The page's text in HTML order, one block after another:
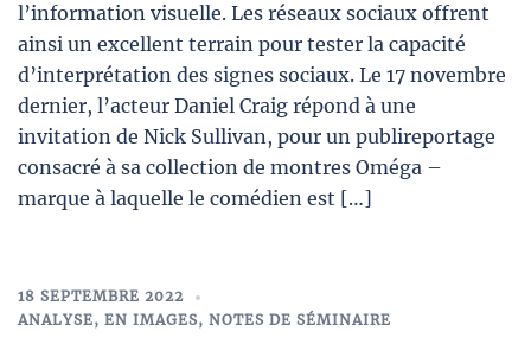
l’information visuelle. Les réseaux sociaux offrent
ainsi un excellent terrain pour tester la capacité
d’interprétation des signes sociaux. Le 17 novembre
dernier, l’acteur Daniel Craig répond à une
invitation de Nick Sullivan, pour un publireportage
consacré à sa collection de montres Oméga –
marque à laquelle le comédien est […]
18 SEPTEMBRE 2022
ANALYSE, EN IMAGES, NOTES DE SÉMINAIRE